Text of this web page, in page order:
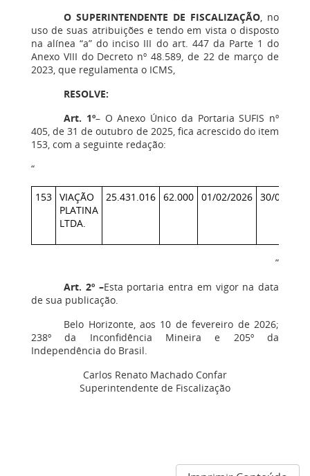
O SUPERINTENDENTE DE FISCALIZAÇÃO, no
uso de suas atribuições e tendo em vista o disposto
na alínea “a” do inciso III do art. 447 da Parte 1 do
Anexo VIII do Decreto nº 48.589, de 22 de março de
2023, que regulamenta o ICMS,
RESOLVE:
Art. 1º– O Anexo Único da Portaria SUFIS nº
405, de 31 de outubro de 2025, fica acrescido do item
153, com a seguinte redação:
“
153 VIAÇÃO
PLATINA
LTDA.
25.431.016 62.000 01/02/2026 30/04/
”
Art. 2º –Esta portaria entra em vigor na data
de sua publicação.
Belo Horizonte, aos 10 de fevereiro de 2026;
238º da Inconfidência Mineira e 205º da
Independência do Brasil.
Carlos Renato Machado Confar
Superintendente de Fiscalização